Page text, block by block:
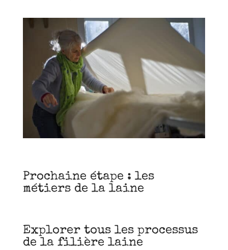
Prochaine étape : les
métiers de la laine
Explorer tous les processus
de la filière laine